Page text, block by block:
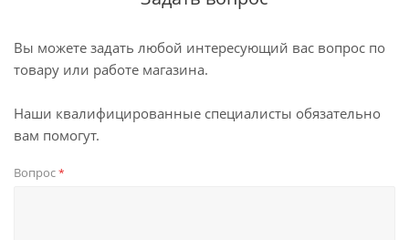
Вы можете задать любой интересующий вас вопрос по
товару или работе магазина.
Наши квалифицированные специалисты обязательно
вам помогут.
Вопрос*